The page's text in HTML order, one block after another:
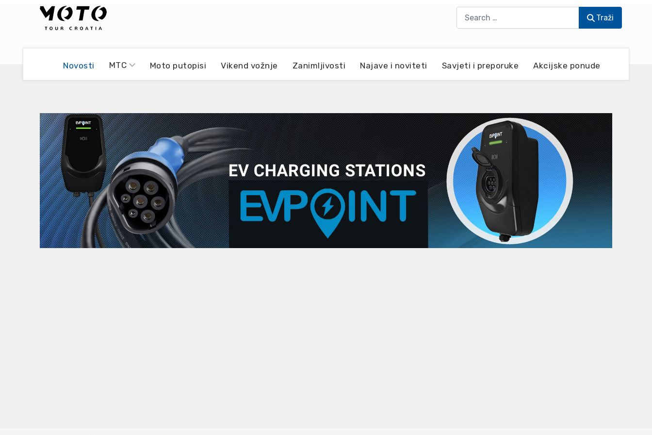
Traži
Novosti MTC Moto putopisi Vikend vožnje Zanimljivosti Najave i noviteti Savjeti i preporuke Akcijske ponude
Moto servisi
Impressum
Damir Pritišanac - Prile
Dario Dinter - Moto TOZ
Igor Kreč - UmPaDrum
Igor Kukec Brmbi
Slaven Gajdek
MTC - Moto Tour Croatia
Moto putopisi
Vikend vožnje
Zanimljivost